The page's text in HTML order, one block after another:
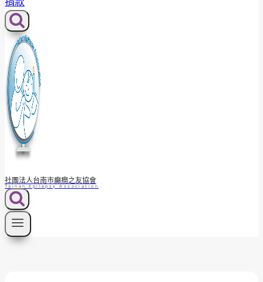
社團法人台南市癲癇之友協會
Tainan Epilepsy Association